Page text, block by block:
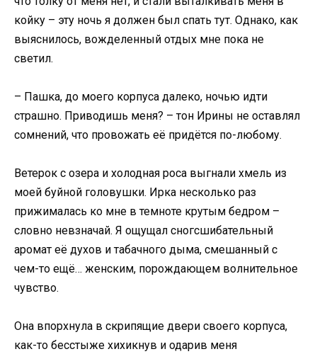
койку – эту ночь я должен был спать тут. Однако, как
выяснилось, вожделенный отдых мне пока не
светил.
– Пашка, до моего корпуса далеко, ночью идти
страшно. Приводишь меня? – тон Ирины не оставлял
сомнений, что провожать её придётся по-любому.
Ветерок с озера и холодная роса выгнали хмель из
моей буйной головушки. Ирка несколько раз
прижималась ко мне в темноте крутым бедром –
словно невзначай. Я ощущал сногсшибательный
аромат её духов и табачного дыма, смешанный с
чем-то ещё… женским, порождающем волнительное
чувство.
Она впорхнула в скрипящие двери своего корпуса,
как-то бесстыже хихикнув и одарив меня